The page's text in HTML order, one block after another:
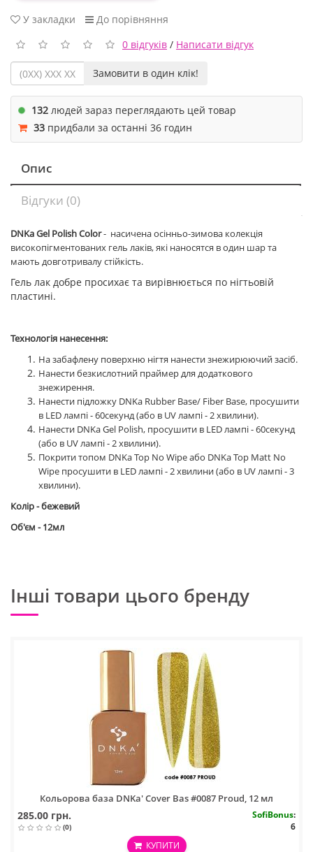
У закладки
До порівняння
0 відгуків / Написати відгук
Замовити в один клік!
132 людей зараз переглядають цей товар
33 придбали за останні 36 годин
Опис
Відгуки (0)
DNKa Gel Polish Color- насичена осінньо-зимова колекція
високопігментованих гель лаків, які наносятся в один шар та
мають довготривалу стійкість.
Гель лак добре просихає та вирівнюється по нігтьовій
пластині.
Технологія нанесення:
На забафлену поверхню нігтя нанести знежирюючий засіб.
Нанести безкислотний праймер для додаткового
знежирення.
Нанести підложку DNKa Rubber Base/ Fiber Base, просушити
в LED лампі - 60секунд (або в UV лампі - 2 хвилини).
Нанести DNKa Gel Polish, просушити в LED лампі - 60секунд
(або в UV лампі - 2 хвилини).
Покрити топом DNKa Top No Wipe або DNKa Top Matt No
Wipe просушити в LED лампі - 2 хвилини (або в UV лампі - 3
хвилини).
Колір - бежевий
Об'єм - 12мл
Інші товари цього бренду
Кольорова база DNKa' Cover Bas #0087 Proud, 12 мл
285.00 грн.
(0)
SofiBonus:
6
КУПИТИ